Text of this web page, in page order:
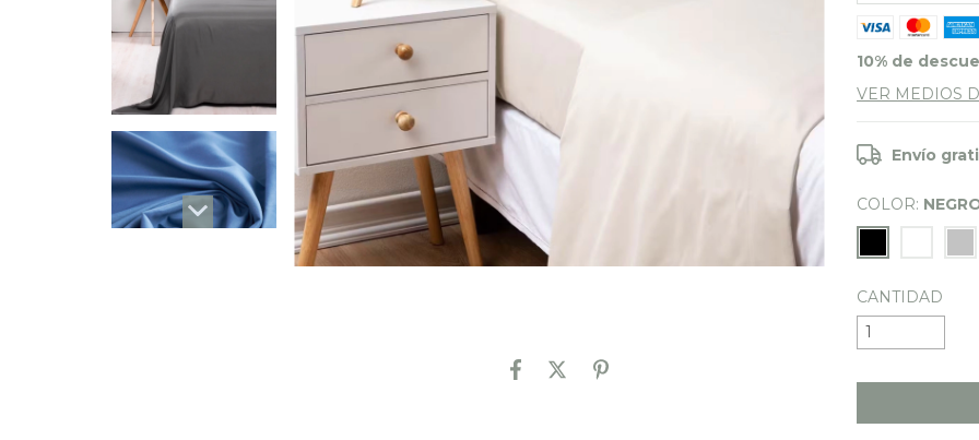
10% de
VER MEDIOS
Envío
COLOR:
CANTIDAD